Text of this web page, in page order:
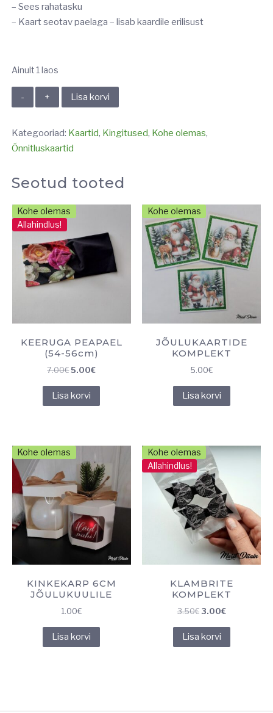
– Sees rahatasku
– Kaart seotav paelaga – lisab kaardile erilisust
Ainult 1 laos
KAART
RAHATASKUGA
Lisa korvi
Kategooriad: Kaartid, Kingitused, Kohe olemas,
Õnnitluskaartid
Seotud tooted
Kohe olemas
Allahindlus!
KEERUGA PEAPAEL
(54-56cm)
7.00€ Algne
oli:
7.00€.
5.00€Praegune
5.00€.
Lisa korvi
Kohe olemas
JÕULUKAARTIDE
KOMPLEKT
5.00€
Lisa korvi
Kohe olemas
KINKEKARP 6CM
JÕULUKUULILE
1.00€
Lisa korvi
Kohe olemas
Allahindlus!
KLAMBRITE
KOMPLEKT
3.50€ Algne
oli:
3.50€.
3.00€Praegune
3.00€.
Lisa korvi